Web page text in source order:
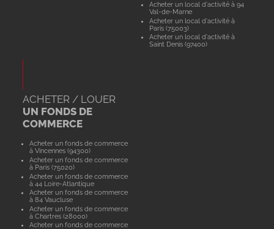
Acheter un local d'activité à 94
Val-de-Marne
Acheter un local d'activité à
Paris (75003)
Acheter un local d'activité à
Saint Denis (97400)
ACHETER / LOUER
UN FONDS DE
COMMERCE
Acheter un fonds de commerce
à Vincennes (94300)
Acheter un fonds de commerce
à Paris (75020)
Acheter un fonds de commerce
à 44 Loire-Atlantique
Acheter un fonds de commerce
à 84 Vaucluse
Acheter un fonds de commerce
à Chartres (28000)
Acheter un fonds de commerce